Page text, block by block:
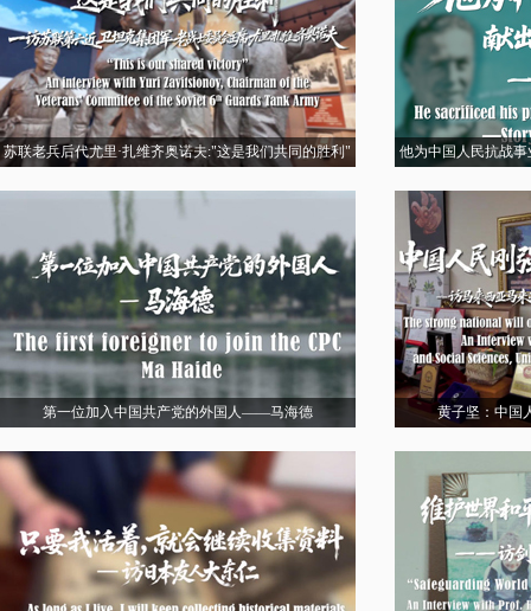
苏联老兵后代尤里·扎维齐奥诺夫:"这是我们共同的胜利" 他为中国人民抗战
第一位加入中国共产党的外国人——马海德 黄子坚：中国